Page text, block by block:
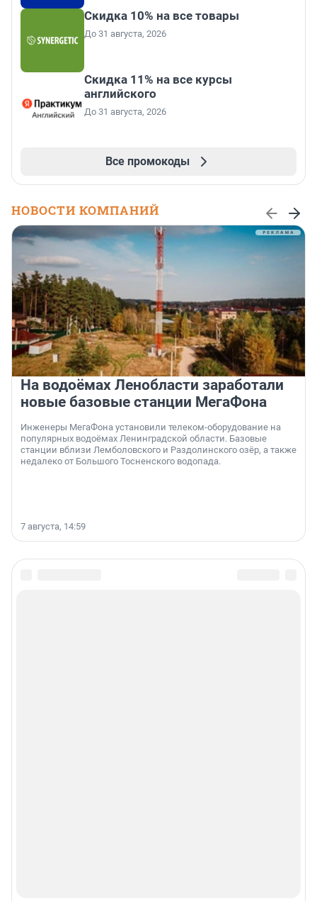
Скидка 10% на все товары
До 31 августа, 2026
Скидка 11% на все курсы
английского
До 31 августа, 2026
Все промокоды
НОВОСТИ КОМПАНИЙ
На водоёмах Ленобласти заработали
новые базовые станции МегаФона
Инженеры МегаФона установили телеком-оборудование на
популярных водоёмах Ленинградской области. Базовые
станции вблизи Лемболовского и Раздолинского озёр, а также
недалеко от Большого Тосненского водопада.
7 августа, 14:59